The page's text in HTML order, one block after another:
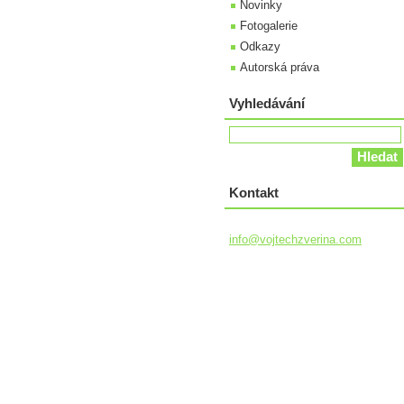
Novinky
Fotogalerie
Odkazy
Autorská práva
Vyhledávání
Kontakt
info@vojtechzverina.com